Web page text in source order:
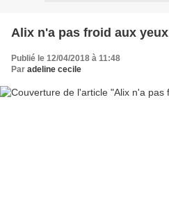
Alix n'a pas froid aux yeux
Publié le 12/04/2018 à 11:48
Par adeline cecile